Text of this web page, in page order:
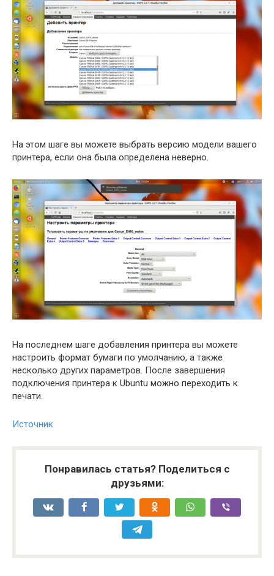
На этом шаге вы можете выбрать версию модели вашего
принтера, если она была определена неверно.
На последнем шаге добавления принтера вы можете
настроить формат бумаги по умолчанию, а также
несколько других параметров. После завершения
подключения принтера к Ubuntu можно переходить к
печати.
Источник
Понравилась статья? Поделиться с
друзьями: